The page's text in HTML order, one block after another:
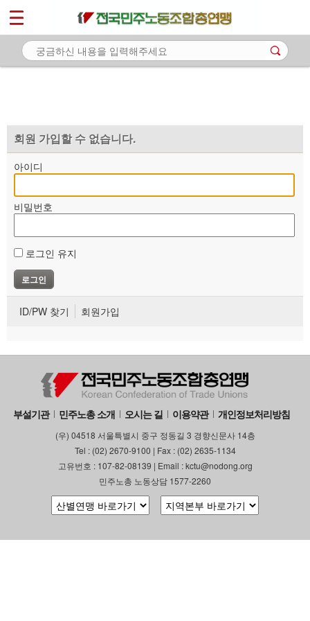
회원 가입할 수 없습니다.
아이디
비밀번호
로그인 유지
ID/PW 찾기 회원가입
부설기관 민주노총 소개 오시는 길 이용약관 개인정보처리방침
(우) 04518 서울특별시 중구 정동길 3 경향신문사 14층
Tel : (02) 2670-9100 | Fax : (02) 2635-1134
고유번호 : 107-82-08139 | Email : kctu@nodong.org
민주노총 노동상담 1577-2260
마이페이지
소개
자료
부설기관